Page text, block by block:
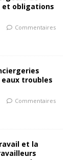
et obligations
Commentaires
troubles
Commentaires
et la